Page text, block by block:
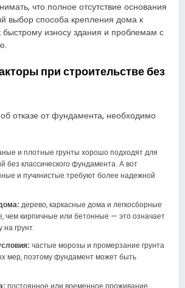
что полное отсутствие основания
выбор способа крепления дома к
быстрому износу здания и проблемам с
при строительстве без
отказе от фундамента, необходимо
и плотные грунты хорошо подходят для
без классического фундамента. А вот
и пучинистые требуют более надежной
дерево, каркасные дома и легкосборные
чем кирпичные или бетонные — это означает
на грунт.
частые морозы и промерзание грунта
мер, поэтому фундамент может быть